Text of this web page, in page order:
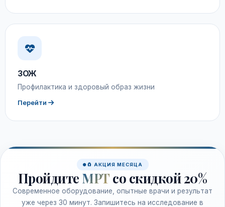
ЗОЖ
Профилактика и здоровый образ жизни
Перейти
🧲 АКЦИЯ МЕСЯЦА
Пройдите МРТ со скидкой 20%
Современное оборудование, опытные врачи и результат
уже через 30 минут. Запишитесь на исследование в